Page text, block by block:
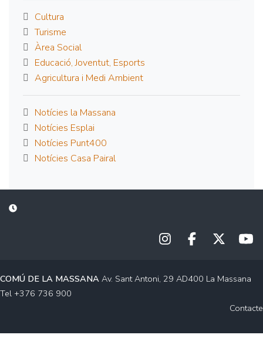
Cultura
Turisme
Àrea Social
Educació, Joventut, Esports
Agricultura i Medi Ambient
Notícies la Massana
Notícies Esplai
Notícies Punt400
Notícies Casa Pairal
COMÚ DE LA MASSANA Av. Sant Antoni, 29 AD400 La Massana
Tel +376 736 900
Contacte